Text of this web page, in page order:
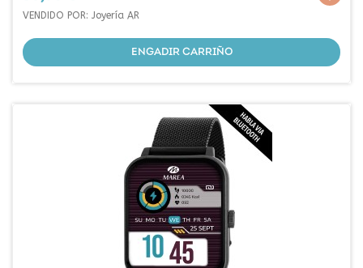
VENDIDO POR: Joyería AR
ENGADIR CARRIÑO